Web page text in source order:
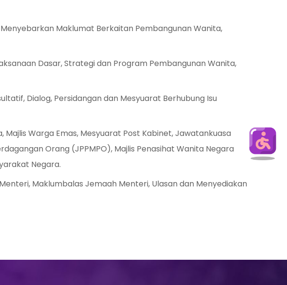
Maklumat Berkaitan Pembangunan Wanita,
Dasar, Strategi dan Program Pembangunan Wanita,
Dialog, Persidangan dan Mesyuarat Berhubung Isu
Majlis Warga Emas, Mesyuarat Post Kabinet, Jawatankuasa
Orang (JPPMPO), Majlis Penasihat Wanita Negara
Negara.
Maklumbalas Jemaah Menteri, Ulasan dan Menyediakan